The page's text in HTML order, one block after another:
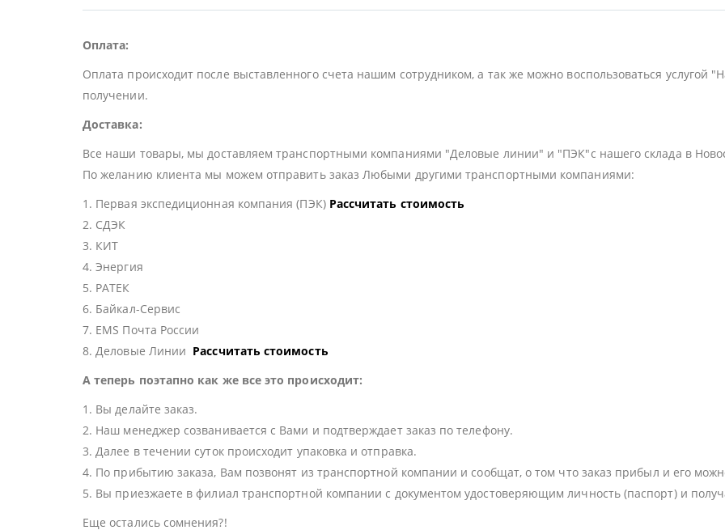
Оплата:
Оплата происходит после выставленного счета нашим сотрудником, а так же можно воспользоваться
получении.
Доставка:
Все наши товары, мы доставляем транспортными компаниями "Деловые линии" и "ПЭК"с нашего склада в
По желанию клиента мы можем отправить заказ Любыми другими транспортными компаниями:
1. Первая экспедиционная компания (ПЭК) Рассчитать стоимость
2. СДЭК
3. КИТ
4. Энергия
5. РАТЕК
6. Байкал-Сервис
7. EMS Почта России
8. Деловые Линии Рассчитать стоимость
А теперь поэтапно как же все это происходит:
1. Вы делайте заказ.
2. Наш менеджер созванивается с Вами и подтверждает заказ по телефону.
3. Далее в течении суток происходит упаковка и отправка.
4. По прибытию заказа, Вам позвонят из транспортной компании и сообщат, о том что заказ прибыл и его
5. Вы приезжаете в филиал транспортной компании с документом удостоверяющим личность (паспорт) и
Еще остались сомнения?!